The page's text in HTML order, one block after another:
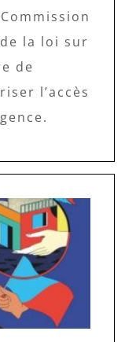
la loi sur
de
l’accès